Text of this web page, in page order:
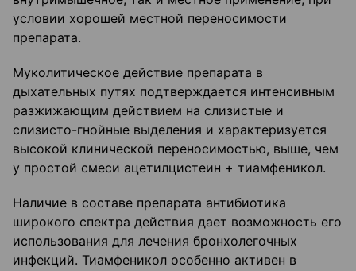
условии хорошей местной переносимости
препарата.
Муколитическое действие препарата в
дыхательных путях подтверждается интенсивным
разжижающим действием на слизистые и
слизисто-гнойные выделения и характеризуется
высокой клинической переносимостью, выше, чем
у простой смеси ацетилцистеин + тиамфеникол.
Наличие в составе препарата антибиотика
широкого спектра действия дает возможность его
использования для лечения бронхолегочных
инфекций. Тиамфеникол особенно активен в